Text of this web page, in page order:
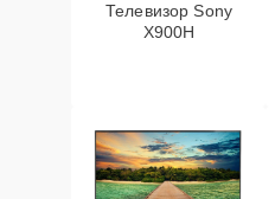
Телевизор Sony
X900H